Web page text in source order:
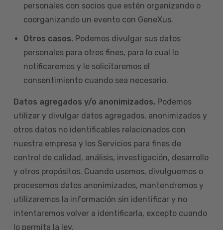
personales con socios que estén organizando o
coorganizando un evento con GeneXus.
Otros casos. Podemos divulgar sus datos
personales para otros fines, para lo cual lo
notificaremos y le solicitaremos el
consentimiento cuando sea necesario.
Datos agregados y/o anonimizados. Podemos
utilizar y divulgar datos agregados, anonimizados y
otros datos no identificables relacionados con
nuestra empresa y los Servicios para fines de
control de calidad, análisis, investigación, desarrollo
y otros propósitos. Cuando usemos, divulguemos o
procesemos datos anonimizados, mantendremos y
utilizaremos la información sin identificar y no
intentaremos volver a identificarla, excepto cuando
lo permita la ley.